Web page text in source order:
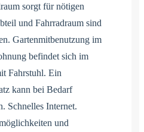
sorgt für nötigen
und Fahrradraum sind
Gartenmitbenutzung im
befindet sich im
Fahrstuhl. Ein
kann bei Bedarf
Schnelles Internet.
und